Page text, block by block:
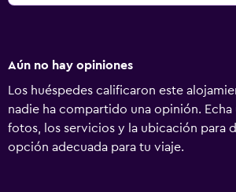
Aún no hay opiniones
Los huéspedes calificaron este
nadie ha compartido una opinión. Echa
fotos, los servicios y la ubicación para
opción adecuada para tu viaje.